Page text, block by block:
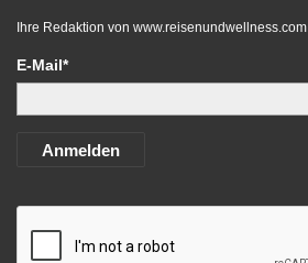
Ihre Redaktion von www.reisenundwellness.com
E-Mail*
Anmelden